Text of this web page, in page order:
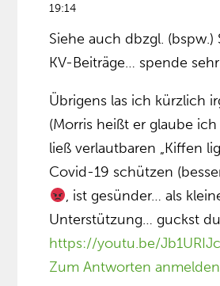
19:14
Siehe auch dbzgl. (bspw.)
KV-Beiträge… spende
Übrigens las ich kürzlich
(Morris heißt er glaube
ließ verlautbaren „Kiffen
Covid-19 schützen
, ist gesünder… als
Unterstützung… guckst
https://youtu.be/
Zum Antworten anmelden